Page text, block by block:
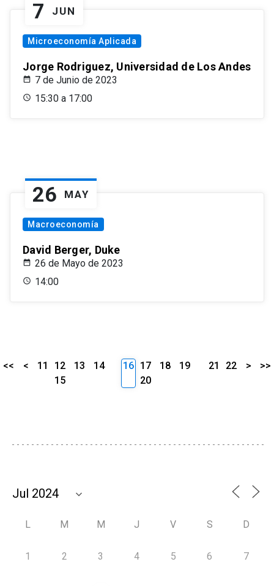
7 JUN
Microeconomía Aplicada
Jorge Rodriguez, Universidad de Los Andes
7 de Junio de 2023
15:30 a 17:00
26 MAY
Macroeconomía
David Berger, Duke
26 de Mayo de 2023
14:00
<< < 11 12 13
14
15
16 17 18
19
20
21 22 > >>
L M M J V S D
1 2 3 4 5 6 7